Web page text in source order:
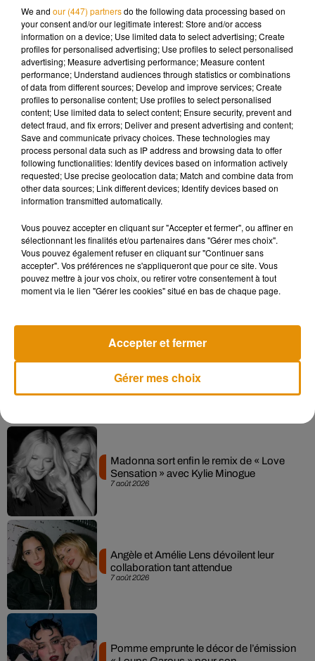
habitants qui résident au sein de la capitale de la Région, 2
570 personnes dépendent de l’ISF. Autre donnée
importante, Bordeaux fait partie du top 10 national et pointe à
la 9è place.
Top 10 à l’échelle nationale
1erParis : 64 200
2èmeNeuilly-sur-Seine : 5887
3èmeLyon : 4636
4èmeMarseille : 3898
6èmeNice : 3094
7èmeToulouse : 2794
8èmeVersailles : 2611
Nantes : 2191
7 août 2026
Madonna sort enfin le remix de « Love
Sensation » avec Kylie Minogue
7 août 2026
Angèle et Amélie Lens dévoilent leur
collaboration tant attendue
Pomme emprunte le décor de l’émission
We and our (447) partnersdo the following data processing based on
your consent and/or our legitimate interest: Store and/or access
information on a device; Use limited data to select advertising; Create
profiles for personalised advertising; Use profiles to select personalised
advertising; Measure advertising performance; Measure content
performance; Understand audiences through statistics or combinations
of data from different sources; Develop and improve services; Create
profiles to personalise content; Use profiles to select personalised
content; Use limited data to select content; Ensure security, prevent and
detect fraud, and fix errors; Deliver and present advertising and content;
Save and communicate privacy choices. These technologies may
process personal data such as IP address and browsing data to offer
following functionalities: Identify devices based on information actively
requested; Use precise geolocation data; Match and combine data from
other data sources; Link different devices; Identify devices based on
information transmitted automatically.
Vous pouvez accepter en cliquant sur "Accepter et fermer", ou affiner en
sélectionnant les finalités et/ou partenaires dans "Gérer mes choix".
Vous pouvez également refuser en cliquant sur "Continuer sans
accepter". Vos préférences ne s'appliqueront que pour ce site. Vous
pouvez mettre à jour vos choix, ou retirer votre consentement à tout
moment via le lien "Gérer les cookies" situé en bas de chaque page.
Gérer mes choix
Accepter et fermer